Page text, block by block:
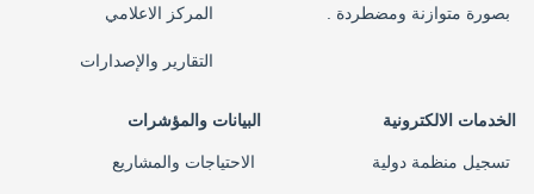
بصورة متوازنة ومضطردة .
المركز الاعلامي
التقارير والإصدارات
الخدمات الالكترونية
تسجيل منظمة دولية
البيانات والمؤشرات
الاحتياجات والمشاريع